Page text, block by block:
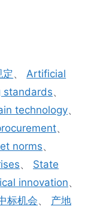
、Artificial
standards、
technology、
、
norms、
、 State
innovation、
标机会、 产地